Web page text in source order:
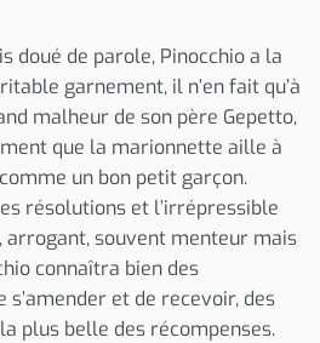
doué de parole, Pinocchio a la
garnement, il n’en fait qu’à
malheur de son père Gepetto,
que la marionnette aille à
un bon petit garçon.
résolutions et l’irrépressible
arrogant, souvent menteur mais
connaîtra bien des
et de recevoir, des
plus belle des récompenses.